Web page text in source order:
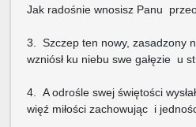
Jak radośnie wnosisz Panu
3. Szczep ten nowy, zasadzony
wzniósł ku niebu swe gałęzie u
4. A odrośle swej świętości
więź miłości zachowując i